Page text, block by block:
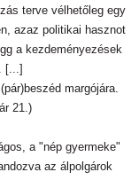
terve vélhetőleg egy
azaz politikai hasznot
a kezdeményezések
[...]
margójára.
21.)
a "nép gyermeke"
az álpolgárok